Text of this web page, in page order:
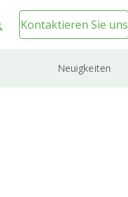
Kontaktieren Sie uns
Neuigkeiten